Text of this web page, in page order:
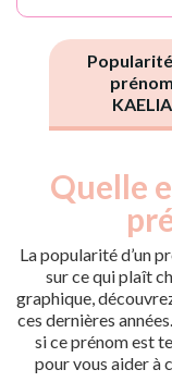
prénom
KAELIA
Quelle
La popularité d’un
sur ce qui plaît
graphique,
ces dernières
si ce prénom est
pour vous aider à
Année
Nouveaux-
nés
2010
5
2011
5
2012
5
2013
5
2014
5
2017
5